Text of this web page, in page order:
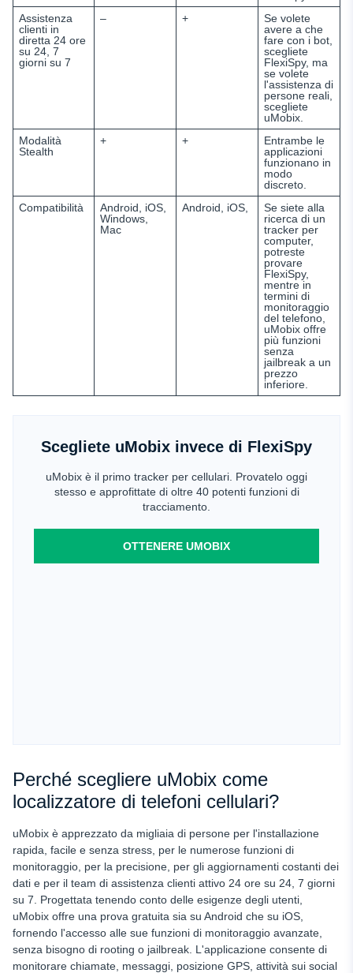
Assistenza
clienti in
diretta 24 ore
su 24, 7
giorni su 7
– +
Se volete
avere a che
fare con i bot,
scegliete
FlexiSpy, ma
se volete
l'assistenza di
persone reali,
scegliete
uMobix.
Modalità
Stealth
+ +
Entrambe le
applicazioni
funzionano in
modo
discreto.
Compatibilità
Android, iOS,
Windows,
Mac
Android, iOS,
Se siete alla
ricerca di un
tracker per
computer,
potreste
provare
FlexiSpy,
mentre in
termini di
monitoraggio
del telefono,
uMobix offre
più funzioni
senza
jailbreak a un
prezzo
inferiore.
Scegliete uMobix invece di FlexiSpy
uMobix è il primo tracker per cellulari. Provatelo oggi
stesso e approfittate di oltre 40 potenti funzioni di
tracciamento.
OTTENERE UMOBIX
Perché scegliere uMobix come
localizzatore di telefoni cellulari?
uMobix è apprezzato da migliaia di persone per l'installazione
rapida, facile e senza stress, per le numerose funzioni di
monitoraggio, per la precisione, per gli aggiornamenti costanti dei
dati e per il team di assistenza clienti attivo 24 ore su 24, 7 giorni
su 7. Progettata tenendo conto delle esigenze degli utenti,
uMobix offre una prova gratuita sia su Android che su iOS,
fornendo l'accesso alle sue funzioni di monitoraggio avanzate,
senza bisogno di rooting o jailbreak. L'applicazione consente di
monitorare chiamate, messaggi, posizione GPS, attività sui social